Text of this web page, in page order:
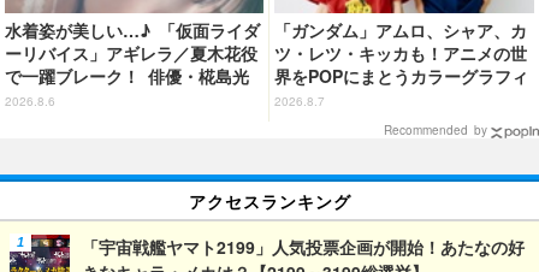
水着姿が美しい…♪ 「仮面ライダ
ーリバイス」アギレラ／夏木花役
で一躍ブレーク！ 俳優・椛島光
の2nd写真集が予約開始
2026.8.6
「ガンダム」アムロ、シャア、カ
ツ・レツ・キッカも！アニメの世
界をPOPにまとうカラーグラフィ
ックTシャツが新登場
2026.8.7
Recommended by
アクセスランキング
「宇宙戦艦ヤマト2199」人気投票企画が開始！あたなの好